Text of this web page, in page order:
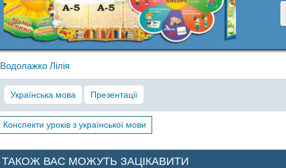
Водолажко Лілія
Українська мова Презентації
Конспекти уроків з української мови
ТАКОЖ ВАС МОЖУТЬ ЗАЦІКАВИТИ